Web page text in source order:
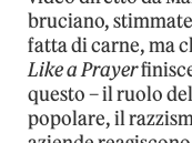
bruciano,
fatta di carne, ma
Like a Prayer
questo – il ruolo
popolare, il